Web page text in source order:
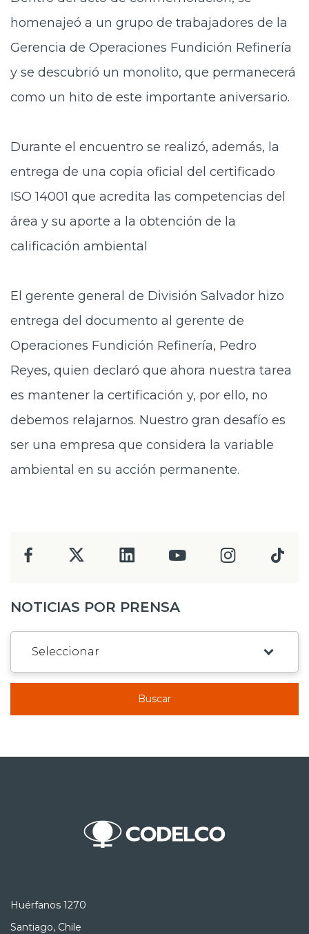
homenajeó a un grupo de trabajadores de la
Gerencia de Operaciones Fundición Refinería
y se descubrió un monolito, que permanecerá
como un hito de este importante aniversario.
Durante el encuentro se realizó, además, la
entrega de una copia oficial del certificado
ISO 14001 que acredita las competencias del
área y su aporte a la obtención de la
calificación ambiental
El gerente general de División Salvador hizo
entrega del documento al gerente de
Operaciones Fundición Refinería, Pedro
Reyes, quien declaró que ahora nuestra tarea
es mantener la certificación y, por ello, no
debemos relajarnos. Nuestro gran desafío es
ser una empresa que considera la variable
ambiental en su acción permanente.
NOTICIAS POR PRENSA
Buscar
Huérfanos 1270
Santiago, Chile